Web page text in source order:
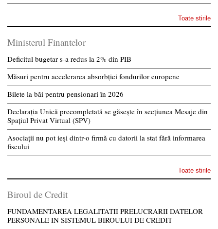
Toate stirile
Ministerul Finantelor
Deficitul bugetar s-a redus la 2% din PIB
Măsuri pentru accelerarea absorbției fondurilor europene
Bilete la băi pentru pensionari în 2026
Declarația Unică precompletată se găsește în secțiunea Mesaje din
Spațiul Privat Virtual (SPV)
Asociații nu pot ieși dintr-o firmă cu datorii la stat fără informarea
fiscului
Toate stirile
Biroul de Credit
FUNDAMENTAREA LEGALITATII PRELUCRARII DATELOR
PERSONALE IN SISTEMUL BIROULUI DE CREDIT